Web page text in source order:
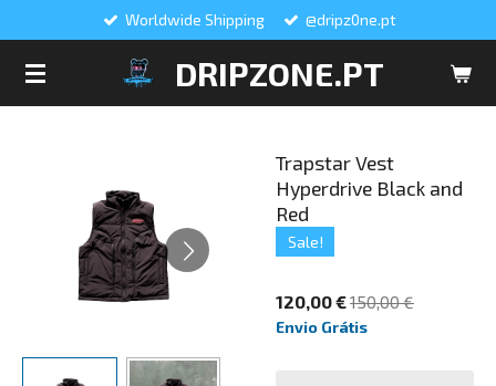
DRIPZONE.PT
Worldwide Shipping @dripz0ne.pt
Trapstar Vest
Hyperdrive Black and
Red
Sale!
120,00 €150,00 €
Envio Grátis